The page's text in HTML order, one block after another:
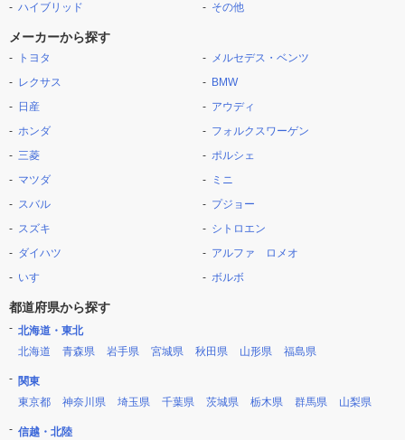
ハイブリッド
その他
メーカーから探す
トヨタ
レクサス
日産
ホンダ
三菱
マツダ
スバル
スズキ
ダイハツ
いすゞ
メルセデス・ベンツ
BMW
アウディ
フォルクスワーゲン
ポルシェ
ミニ
プジョー
シトロエン
アルファ ロメオ
ボルボ
都道府県から探す
北海道・東北
北海道
青森県 岩手県 宮城県 秋田県 山形県 福島県
関東
東京都
神奈川県 埼玉県 千葉県 茨城県 栃木県 群馬県 山梨県
信越・北陸